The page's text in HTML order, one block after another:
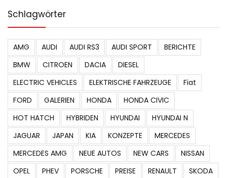
Schlagwörter
AMG AUDI AUDI RS3 AUDI SPORT
BERICHTE
BMW
CITROEN DACIA
DIESEL
ELECTRIC VEHICLES
ELEKTRISCHE FAHRZEUGE
Fiat
FORD
GALERIEN HONDA
HONDA CIVIC
HOT HATCH
HYBRIDEN HYUNDAI
HYUNDAI N
JAGUAR
JAPAN KIA KONZEPTE
MERCEDES
MERCEDES AMG
NEUE AUTOS NEW CARS
NISSAN
OPEL
PHEV PORSCHE PREISE RENAULT
SKODA